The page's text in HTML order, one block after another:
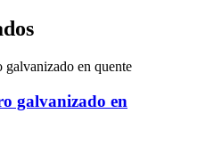
galvanizado en